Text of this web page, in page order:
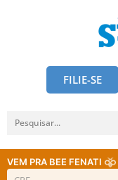
FILIE-SE
VEM PRA BEE FENATI